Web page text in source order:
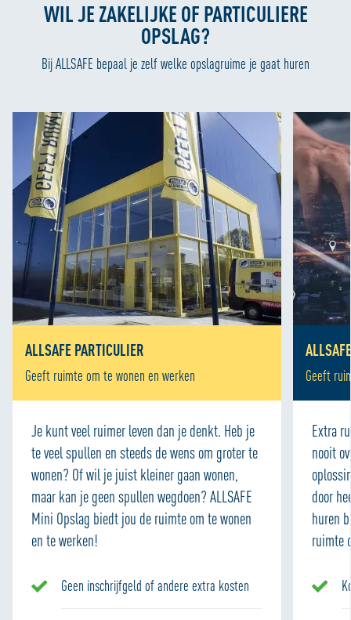
WIL JE ZAKELIJKE OF PARTICULIERE
OPSLAG?
Bij ALLSAFE bepaal je zelf welke opslagruime je gaat huren
ALLSAFE PARTICULIER
Geeft ruimte om te wonen en werken
Je kunt veel ruimer leven dan je denkt. Heb je
te veel spullen en steeds de wens om groter te
wonen? Of wil je juist kleiner gaan wonen,
maar kan je geen spullen wegdoen? ALLSAFE
Mini Opslag biedt jou de ruimte om te wonen
en te werken!
Geen inschrijfgeld of andere extra kosten
Geeft
Extra
nooit
door
huren
ruimte